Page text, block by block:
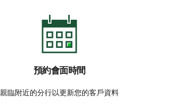
預約會面時間
親臨附近的分行以更新您的客戶資料